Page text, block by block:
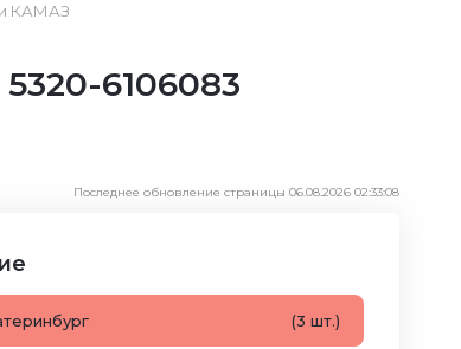
КАМАЗ
6106083
Последнее обновление страницы 06.08.2026 02:33:08
(3 шт.)